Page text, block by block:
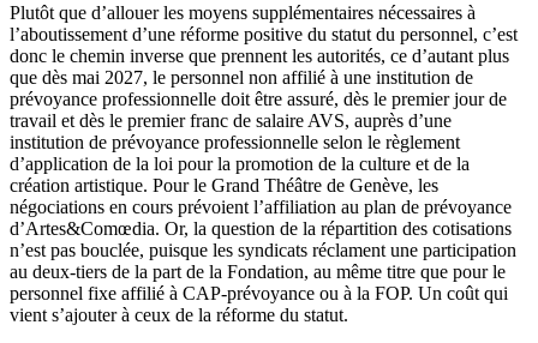
Plutôt que d’allouer les moyens supplémentaires nécessaires à
l’aboutissement d’une réforme positive du statut du personnel, c’est
donc le chemin inverse que prennent les autorités, ce d’autant plus
que dès mai 2027, le personnel non affilié à une institution de
prévoyance professionnelle doit être assuré, dès le premier jour de
travail et dès le premier franc de salaire AVS, auprès d’une
institution de prévoyance professionnelle selon le règlement
d’application de la loi pour la promotion de la culture et de la
création artistique. Pour le Grand Théâtre de Genève, les
négociations en cours prévoient l’affiliation au plan de prévoyance
d’Artes&Comœdia. Or, la question de la répartition des cotisations
n’est pas bouclée, puisque les syndicats réclament une participation
au deux-tiers de la part de la Fondation, au même titre que pour le
personnel fixe affilié à CAP-prévoyance ou à la FOP. Un coût qui
vient s’ajouter à ceux de la réforme du statut.